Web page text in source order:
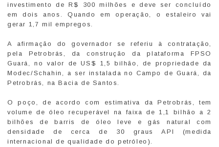
investimento de R$ 300 milhões e deve ser concluído
em dois anos. Quando em operação, o estaleiro vai
gerar 1,7 mil empregos.
A afirmação do governador se referiu à contratação,
pela Petrobrás, da construção da plataforma FPSO
Guará, no valor de US$ 1,5 bilhão, de propriedade da
Modec/Schahin, a ser instalada no Campo de Guará, da
Petrobrás, na Bacia de Santos.
O poço, de acordo com estimativa da Petrobrás, tem
volume de óleo recuperável na faixa de 1,1 bilhão a 2
bilhões de barris de óleo leve e gás natural com
densidade de cerca de 30 graus API (medida
internacional de qualidade do petróleo).